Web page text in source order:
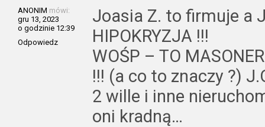
ANONIM mówi:
gru 13, 2023
o godzinie 12:39
Odpowiedz
Joasia Z. to firmuje a
HIPOKRYZJA !!!
WOŚP – TO
!!! (a co to znaczy ?)
2 wille i inne
oni kradną…